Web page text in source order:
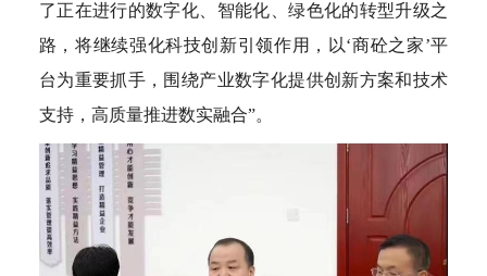
了正在进行的数字化、智能化、绿色化的转型升级之
路，将继续强化科技创新引领作用，以‘商砼之家’平
台为重要抓手，围绕产业数字化提供创新方案和技术
支持，高质量推进数实融合”。